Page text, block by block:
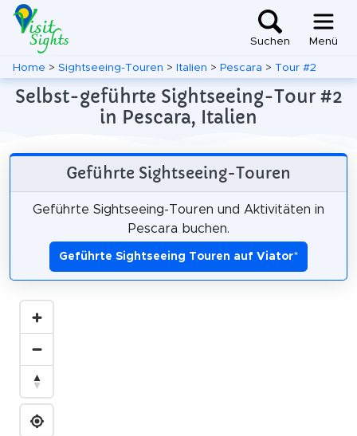
Suchen Menü
Home > Sightseeing-Touren > Italien > Pescara > Tour #2
Selbst-geführte Sightseeing-Tour #2
in Pescara, Italien
Geführte Sightseeing-Touren
Geführte Sightseeing-Touren und Aktivitäten in
Pescara buchen.
Geführte Sightseeing Touren auf Viator*